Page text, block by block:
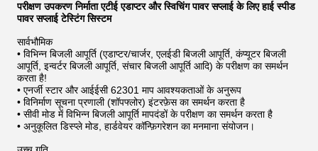
परीक्षण उपकरण निर्माता एटीई एडाप्टर और स्विचिंग पावर सप्लाई के लिए हाई स्पीड
पावर सप्लाई टेस्टिंग सिस्टम
सार्वभौमिक
• विभिन्न बिजली आपूर्ति (एडाप्टर/चार्जर, एलईडी बिजली आपूर्ति, कंप्यूटर बिजली
आपूर्ति, इन्वर्टर बिजली आपूर्ति, संचार बिजली आपूर्ति आदि) के परीक्षण का समर्थन
करता है!
• एनर्जी स्टार और आईईसी 62301 माप आवश्यकताओं के अनुरूप
• विनिर्माण सूचना प्रणाली (शॉपफ्लोर) इंटरफ़ेस का समर्थन करता है
• सीवी मोड में विभिन्न बिजली आपूर्ति मापदंडों के परीक्षण का समर्थन करता है
• अनुकूलित डिस्प्ले मोड, हार्डवेयर कॉन्फ़िगरेशन का मनमाना संयोजन।